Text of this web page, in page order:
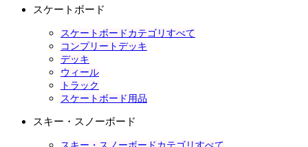
スケートボード
スケートボードカテゴリすべて
コンプリートデッキ
デッキ
ウィール
トラック
スケートボード用品
スキー・スノーボード